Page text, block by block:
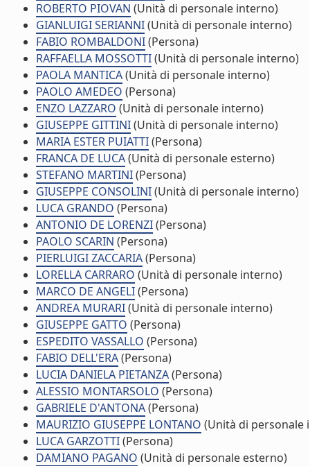
ROBERTO PIOVAN (Unità di personale interno)
GIANLUIGI SERIANNI(Unità di personale interno)
FABIO ROMBALDONI(Persona)
RAFFAELLA MOSSOTTI(Unità di personale interno)
PAOLA MANTICA(Unità di personale interno)
PAOLO AMEDEO (Persona)
ENZO LAZZARO (Unità di personale interno)
GIUSEPPE GITTINI(Unità di personale interno)
MARIA ESTER PUIATTI(Persona)
FRANCA DE LUCA(Unità di personale esterno)
STEFANO MARTINI(Persona)
GIUSEPPE CONSOLINI(Unità di personale interno)
LUCA GRANDO (Persona)
ANTONIO DE LORENZI(Persona)
PAOLO SCARIN (Persona)
PIERLUIGI ZACCARIA(Persona)
LORELLA CARRARO (Unità di personale interno)
MARCO DE ANGELI(Persona)
ANDREA MURARI(Unità di personale interno)
GIUSEPPE GATTO (Persona)
ESPEDITO VASSALLO (Persona)
FABIO DELL'ERA(Persona)
LUCIA DANIELA PIETANZA(Persona)
ALESSIO MONTARSOLO (Persona)
GABRIELE D'ANTONA(Persona)
MAURIZIO GIUSEPPE LONTANO (Unità di personale
LUCA GARZOTTI(Persona)
DAMIANO PAGANO (Unità di personale esterno)